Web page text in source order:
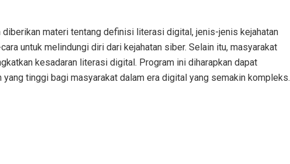
diberikan materi tentang definisi literasi digital, jenis-jenis kejahatan
untuk melindungi diri dari kejahatan siber. Selain itu, masyarakat
kesadaran literasi digital. Program ini diharapkan dapat
tinggi bagi masyarakat dalam era digital yang semakin kompleks.